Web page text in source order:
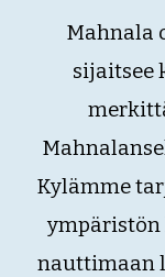
Mahnala
sijaitsee
Kylämme
ympäristön
nauttimaan